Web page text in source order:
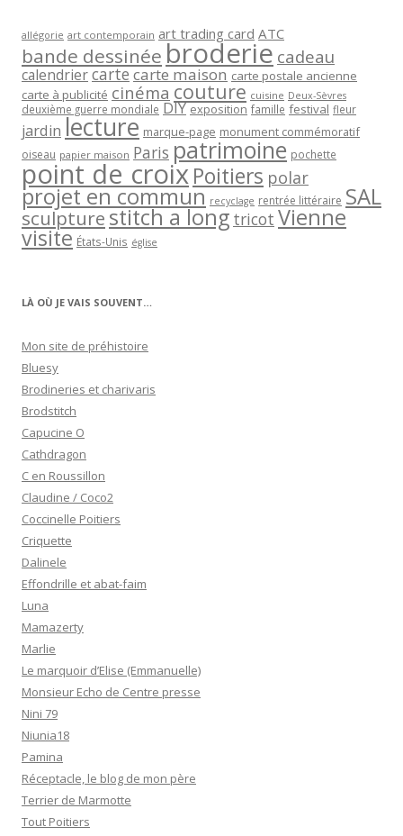
allégorie art contemporain art trading card ATC
bande dessinée broderie cadeau
calendriercartecarte maison carte postale ancienne
carte à publicité cinéma couture cuisine Deux-Sèvres
deuxième guerre mondiale DIY exposition famille festival fleur
jardin lecture marque-page monument commémoratif
oiseau papier maison Paris patrimoine pochette
point de croixPoitiers polar
projet en commun recyclage rentrée littéraire SAL
sculpturestitch a long tricot Vienne
visite États-Unis église
LÀ OÙ JE VAIS SOUVENT…
Mon site de préhistoire
Bluesy
Brodineries et charivaris
Brodstitch
Capucine O
Cathdragon
C en Roussillon
Claudine / Coco2
Coccinelle Poitiers
Criquette
Dalinele
Effondrille et abat-faim
Luna
Mamazerty
Marlie
Le marquoir d’Elise (Emmanuelle)
Monsieur Echo de Centre presse
Nini 79
Niunia18
Pamina
Réceptacle, le blog de mon père
Terrier de Marmotte
Tout Poitiers